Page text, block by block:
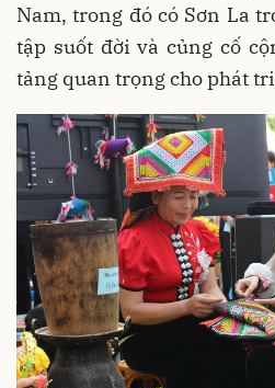
Nam, trong đó có Sơn La
tập suốt đời và củng cố
tảng quan trọng cho phát